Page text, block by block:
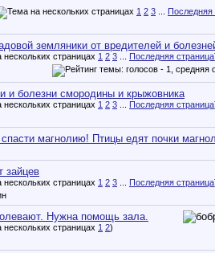
1 2 3
Последняя
земляники от вредителей и
1 2 3 Последняя страница
и болезни смородины и крыжовника
1 2 3 Последняя страница
спасти магнолию! Птицы едят почки
зайцев
1 2 3 Последняя страница
Нужна помощь зала.
1 2)